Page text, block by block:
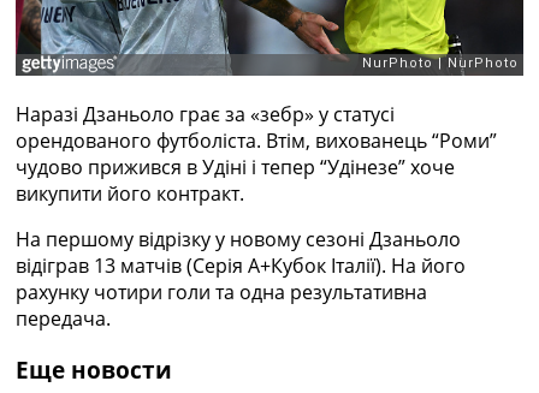
Categories
Головна
Відео
Новини футболу України
Футбольні трансфери
Останні коментарі
Конкурс прогнозів
Логін
Рейтінги
Правила
Колективний прогноз
Турніри
Чемпіонат Світу
Наразі Дзаньоло грає за «зебр» у статусі
орендованого футболіста. Втім, вихованець “Роми”
чудово прижився в Удіні і тепер “Удінезе” хоче
викупити його контракт.
На першому відрізку у новому сезоні Дзаньоло
відіграв 13 матчів (Серія А+Кубок Італії). На його
рахунку чотири голи та одна результативна
передача.
Еще новости